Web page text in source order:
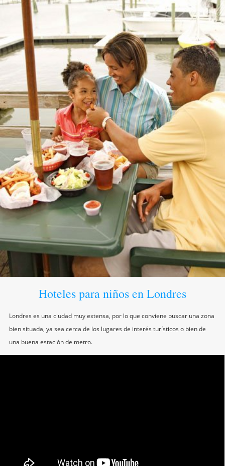
Hoteles para niños en Londres
Londres es una ciudad muy extensa, por lo que conviene buscar una zona
bien situada, ya sea cerca de los lugares de interés turísticos o bien de
una buena estación de metro.